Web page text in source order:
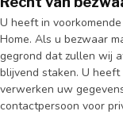
U heeft in
Home. Als u bezwaar
gegrond dat zullen wij
blijvend staken. U
verwerken uw
contactpersoon voor